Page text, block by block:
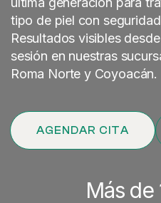
tipo de piel con
Resultados visibles
sesión en nuestras
Roma Norte y Coyoacán.
AGENDAR CITA
Más de